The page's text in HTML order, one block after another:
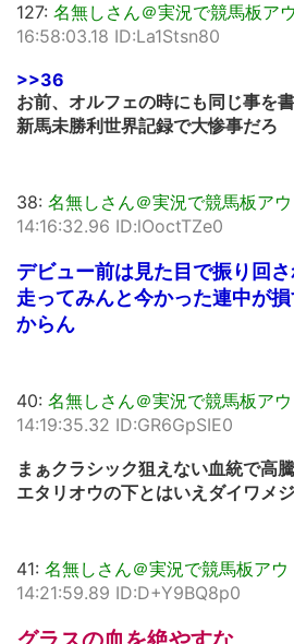
127: 名無しさん＠実況で競馬板ア
16:58:03.18 ID:La1Stsn80
>>36
お前、オルフェの時にも同じ事を
新馬未勝利世界記録で大惨事だろ
38: 名無しさん＠実況で競馬板アウ
14:16:32.96 ID:lOoctTZe0
デビュー前は見た目で振り回
走ってみんと今かった連中が
からん
40: 名無しさん＠実況で競馬板アウ
14:19:35.32 ID:GR6GpSIE0
まぁクラシック狙えない血統で高
エタリオウの下とはいえダイワメ
41: 名無しさん＠実況で競馬板アウ
14:21:59.89 ID:D+Y9BQ8p0